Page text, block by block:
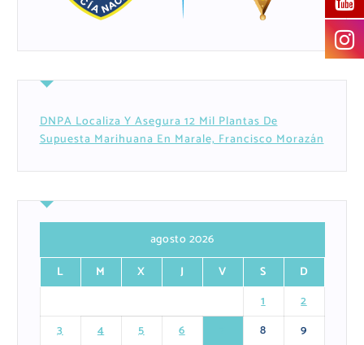
DNPA Localiza Y Asegura 12 Mil Plantas De
Supuesta Marihuana En Marale, Francisco Morazán
agosto 2026
L
M X J V S
D
1
2
3
4 5 6 8
9